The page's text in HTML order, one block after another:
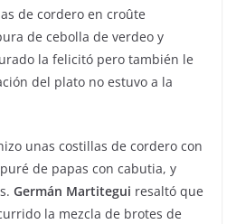
de cordero en croûte
de cebolla de verdeo y
la felicitó pero también le
del plato no estuvo a la
unas costillas de cordero con
de papas con cabutia, y
Germán Martitegui resaltó que
la mezcla de brotes de